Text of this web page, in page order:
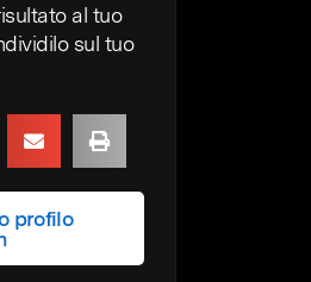
al tuo
sul tuo
profilo